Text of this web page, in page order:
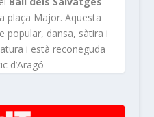
plaça Major. Aquesta
popular, dansa, sàtira i
i està reconeguda
d’Aragó